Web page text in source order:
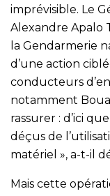
imprévisible. Le
Alexandre Apalo
la Gendarmerie
d’une action
conducteurs
notamment
rassurer : d’ici
déçus de
matériel », a-t-il
Mais cette